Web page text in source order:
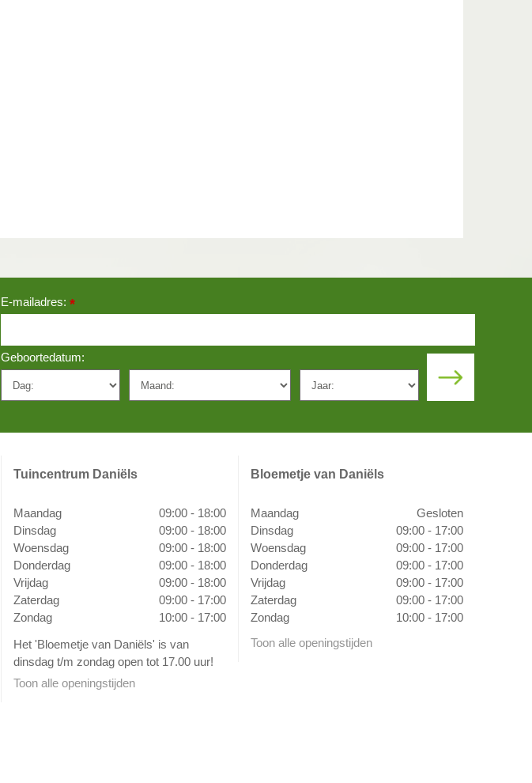
E-mailadres: *
Geboortedatum:
Tuincentrum Daniëls
Maandag
09:00 - 18:00
Dinsdag
09:00 - 18:00
Woensdag
09:00 - 18:00
Donderdag
09:00 - 18:00
Vrijdag
09:00 - 18:00
Zaterdag
09:00 - 17:00
Zondag
10:00 - 17:00
Het 'Bloemetje van Daniëls' is van
dinsdag t/m zondag open tot 17.00 uur!
Toon alle openingstijden
Bloemetje van Daniëls
Maandag
Gesloten
Dinsdag
09:00 - 17:00
Woensdag
09:00 - 17:00
Donderdag
09:00 - 17:00
Vrijdag
09:00 - 17:00
Zaterdag
09:00 - 17:00
Zondag
10:00 - 17:00
Toon alle openingstijden